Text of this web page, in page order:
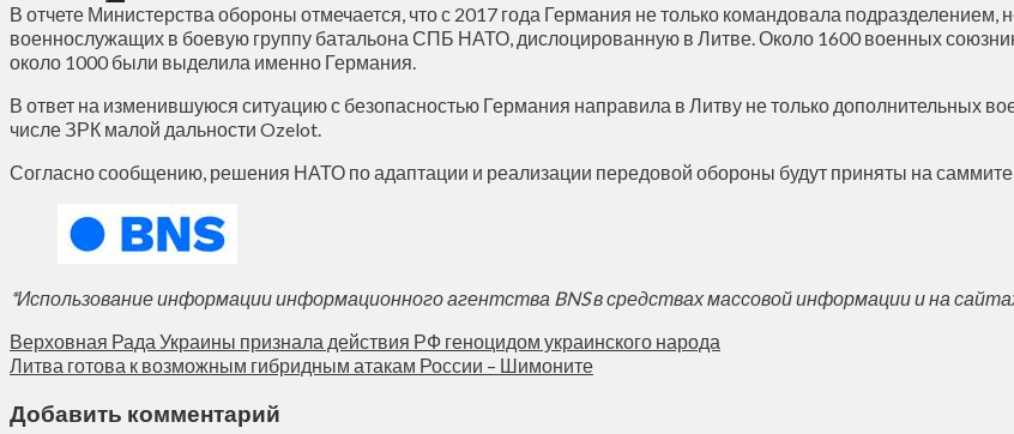
В отчете Министерства обороны отмечается, что с 2017 года Германия не только командовала
военнослужащих в боевую группу батальона СПБ НАТО, дислоцированную в Литве. Около 1600 военных
около 1000 были выделила именно Германия.
В ответ на изменившуюся ситуацию с безопасностью Германия направила в Литву не только дополнительных
числе ЗРК малой дальности Ozelot.
Согласно сообщению, решения НАТО по адаптации и реализации передовой обороны будут приняты на
*Использование информации информационного агентства BNS в средствах массовой информации и на
Верховная Рада Украины признала действия РФ геноцидом украинского народа
Литва готова к возможным гибридным атакам России – Шимоните
Добавить комментарий